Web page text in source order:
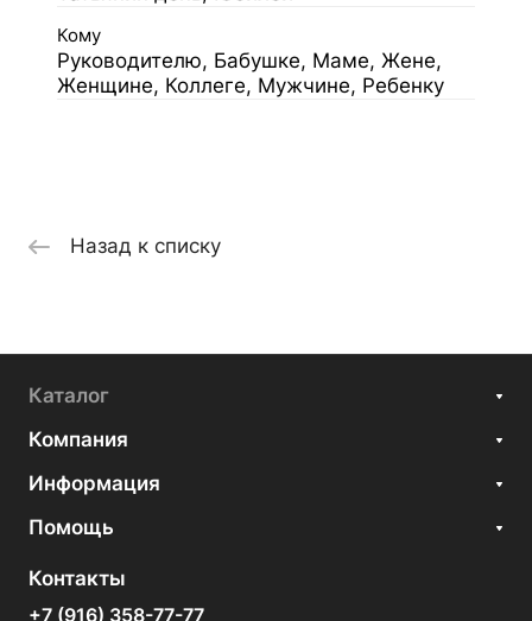
Кому
Руководителю, Бабушке, Маме, Жене,
Женщине, Коллеге, Мужчине, Ребенку
Назад к списку
Каталог
Компания
Информация
Помощь
Контакты
+7 (916) 358-77-77